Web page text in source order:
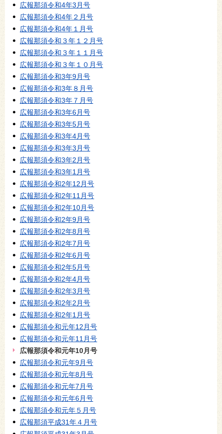
広報那須令和4年3月号
広報那須令和4年２月号
広報那須令和4年１月号
広報那須令和３年１２月号
広報那須令和３年１１月号
広報那須令和３年１０月号
広報那須令和3年9月号
広報那須令和3年８月号
広報那須令和3年７月号
広報那須令和3年6月号
広報那須令和3年5月号
広報那須令和3年4月号
広報那須令和3年3月号
広報那須令和3年2月号
広報那須令和3年1月号
広報那須令和2年12月号
広報那須令和2年11月号
広報那須令和2年10月号
広報那須令和2年9月号
広報那須令和2年8月号
広報那須令和2年7月号
広報那須令和2年6月号
広報那須令和2年5月号
広報那須令和2年4月号
広報那須令和2年3月号
広報那須令和2年2月号
広報那須令和2年1月号
広報那須令和元年12月号
広報那須令和元年11月号
広報那須令和元年10月号
広報那須令和元年9月号
広報那須令和元年8月号
広報那須令和元年7月号
広報那須令和元年6月号
広報那須令和元年５月号
広報那須平成31年４月号